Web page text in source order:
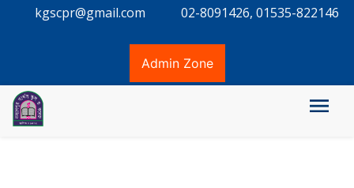
kgscpr@gmail.com 02-8091426, 01535-822146
Admin Zone